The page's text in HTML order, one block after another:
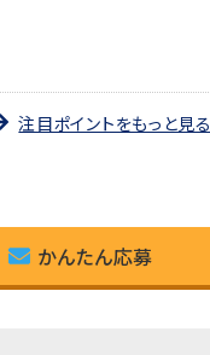
注目ポイントをもっと見る
かんたん応募